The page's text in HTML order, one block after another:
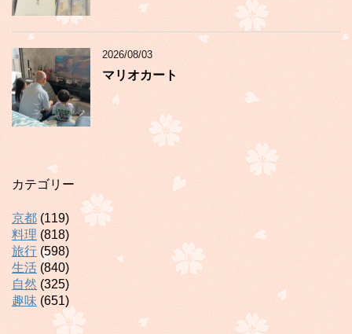
2026/08/03
マリオカート
カテゴリー
京都 (119)
料理 (818)
旅行(598)
生活 (840)
自然 (325)
趣味 (651)